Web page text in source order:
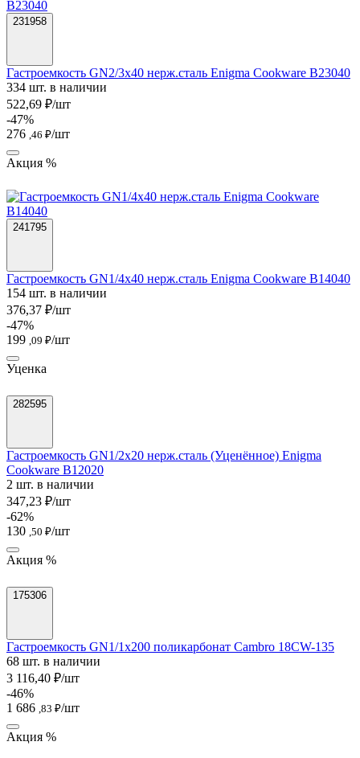
231958
Гастроемкость GN2/3х40 нерж.сталь Enigma Cookware B23040
334 шт. в наличии
522,69 ₽/шт
-47%
276 ,46 ₽/шт
Акция %
241795
Гастроемкость GN1/4х40 нерж.сталь Enigma Cookware B14040
154 шт. в наличии
376,37 ₽/шт
-47%
199 ,09 ₽/шт
Уценка
282595
Гастроемкость GN1/2х20 нерж.сталь (Уценённое) Enigma
Cookware B12020
2 шт. в наличии
347,23 ₽/шт
-62%
130 ,50 ₽/шт
Акция %
175306
Гастроемкость GN1/1х200 поликарбонат Cambro 18CW-135
68 шт. в наличии
3 116,40 ₽/шт
-46%
1 686 ,83 ₽/шт
Акция %